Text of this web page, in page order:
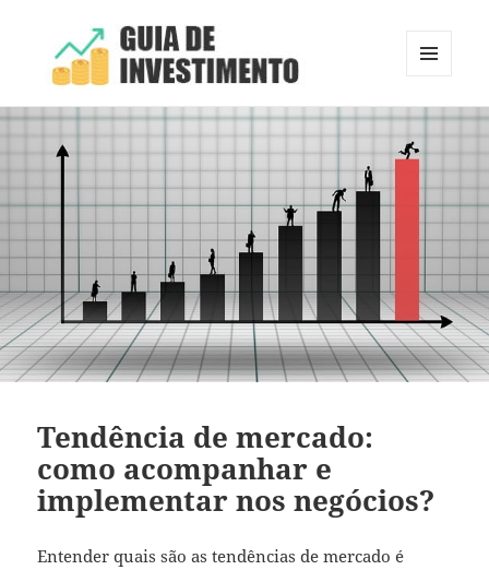
Guia de Investimento
E
WIDGETS
Tendência de mercado:
como acompanhar e
implementar nos negócios?
Entender quais são as tendências de mercado é